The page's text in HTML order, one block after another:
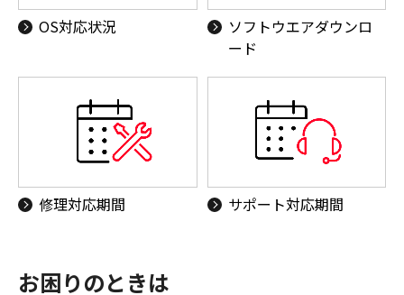
OS対応状況
ソフトウエアダウンロ
ード
修理対応期間 サポート対応期間
お困りのときは